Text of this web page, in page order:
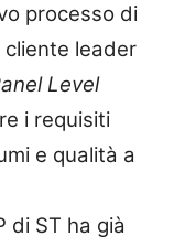
processo di
cliente leader
Level
i requisiti
e qualità a
di ST ha già